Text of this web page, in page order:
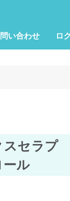
問い合わせ ロ
セラプ
ル